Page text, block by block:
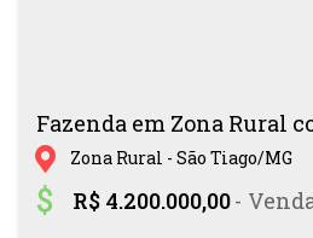
Fazenda em Zona Rural
Zona Rural - São Tiago/MG
R$ 4.200.000,00-